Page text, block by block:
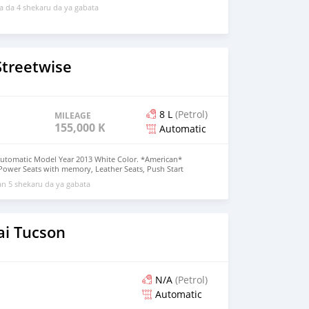
da 4 shekaru da ya gabata
MILEAGE
155,000 KM
8 L (Petrol)
Automatic
Model Year 2013 White Color. *American*
Seats with memory, Leather Seats, Push Start
Camera, Alloy Wheels * Contact if interested to import
si vous souhaitez importer cette voiture de Dubaï.
5 shekaru da ya gabata
Tucson
N/A (Petrol)
Automatic